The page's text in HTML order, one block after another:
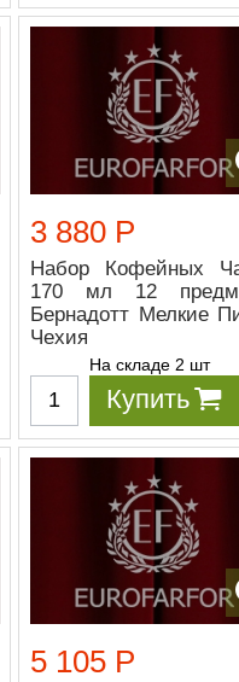
3 880 Р
Набор Кофейных
170 мл 12
Бернадотт Мелкие
Чехия
На складе 2 шт
Купить
5 105 Р